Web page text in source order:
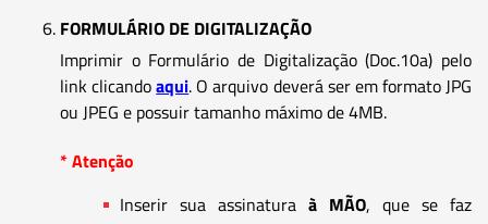
FORMULÁRIO DE DIGITALIZAÇÃO
Imprimir o Formulário de Digitalização (Doc.10a) pelo
link clicandoaqui. O arquivo deverá ser em formato JPG
ou JPEG e possuir tamanho máximo de 4MB.
* Atenção
Inserir sua assinatura à MÃO, que se faz